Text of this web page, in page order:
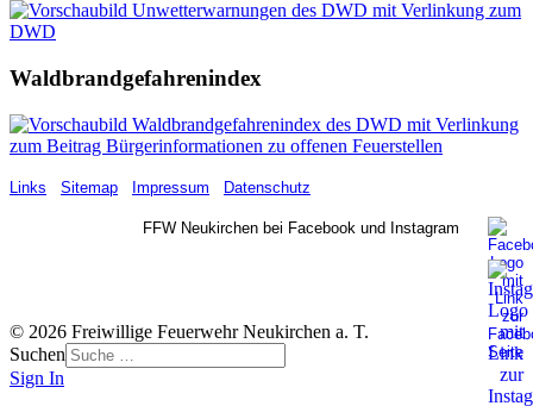
Waldbrandgefahrenindex
Links Sitemap Impressum Datenschutz
FFW Neukirchen bei Facebook und Instagram
© 2026 Freiwillige Feuerwehr Neukirchen a. T.
Suchen
Sign In